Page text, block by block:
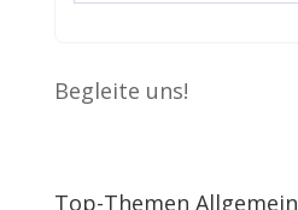
Begleite uns!
Top-Themen Allgemein